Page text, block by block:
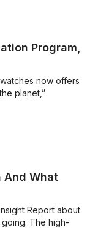
Program,
now offers
planet,”
And What
Report about
The high-